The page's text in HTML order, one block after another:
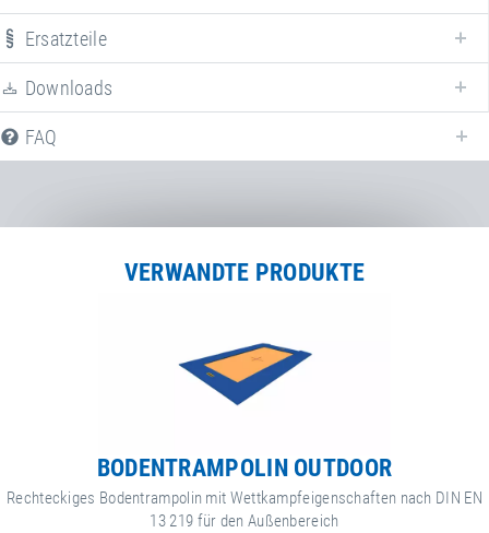
Ersatzteile
Downloads
FAQ
VERWANDTE PRODUKTE
BODENTRAMPOLIN OUTDOOR
Rechteckiges Bodentrampolin mit Wettkampfeigenschaften nach DIN EN
13 219 für den Außenbereich